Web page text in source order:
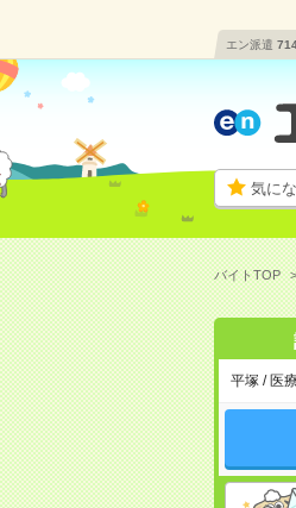
エン派遣
気に
バイトTOP
平塚 / 医